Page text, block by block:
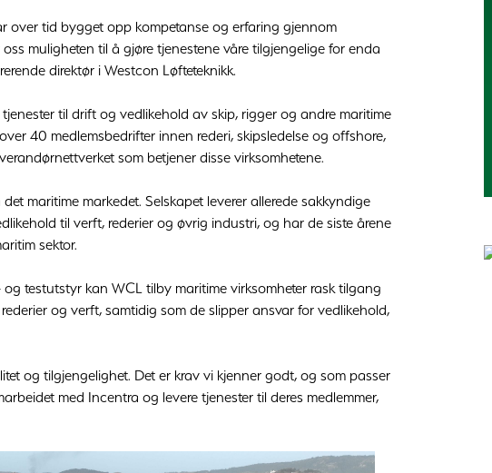
over tid bygget opp kompetanse og erfaring gjennom
muligheten til å gjøre tjenestene våre tilgjengelige for enda
direktør i Westcon Løfteteknikk.
til drift og vedlikehold av skip, rigger og andre maritime
40 medlemsbedrifter innen rederi, skipsledelse og offshore,
som betjener disse virksomhetene.
maritime markedet. Selskapet leverer allerede sakkyndige
til verft, rederier og øvrig industri, og har de siste årene
sektor.
testutstyr kan WCL tilby maritime virksomheter rask tilgang
og verft, samtidig som de slipper ansvar for vedlikehold,
og tilgjengelighet. Det er krav vi kjenner godt, og som passer
med Incentra og levere tjenester til deres medlemmer,